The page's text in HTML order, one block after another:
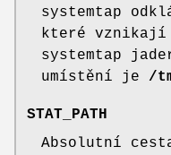
systemtap
které
systemtap
umístění je /
STAT_PATH
Absolutní